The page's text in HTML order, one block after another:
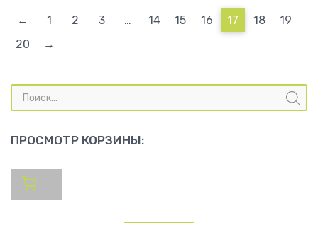
← 1 2 3 … 14 15 16 17 18
19
20
→
Поиск
товаров
ПРОСМОТР КОРЗИНЫ: